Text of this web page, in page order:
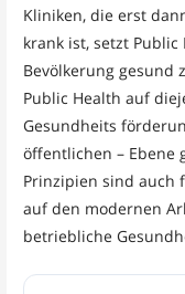
Kliniken, die erst
krank ist, setzt
Bevölkerung gesund
Public Health auf
Gesundheits
öffentlichen – Ebene
Prinzipien sind auch
auf den modernen
betriebliche